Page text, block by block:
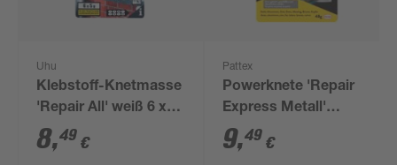
Uhu
Klebstoff-Knetmasse
'Repair All' weiß 6 x
50 g
8,49 €
Pattex
Powerknete 'Repair
Express Metall'
metallfarben 48 g
9,49 €